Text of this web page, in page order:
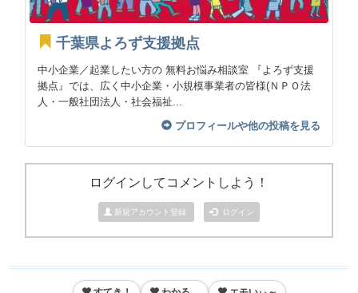
千葉県よろず支援拠点
中小企業／起業したい方の 無料お悩み相談室 『よろず支援
拠点』では、広く中小企業・小規模事業者の皆様(ＮＰＯ法
人・一般社団法人・社会福祉...
プロフィールや他の投稿を見る
ログインしてコメントしよう！
新規アカウント登録 ログイン